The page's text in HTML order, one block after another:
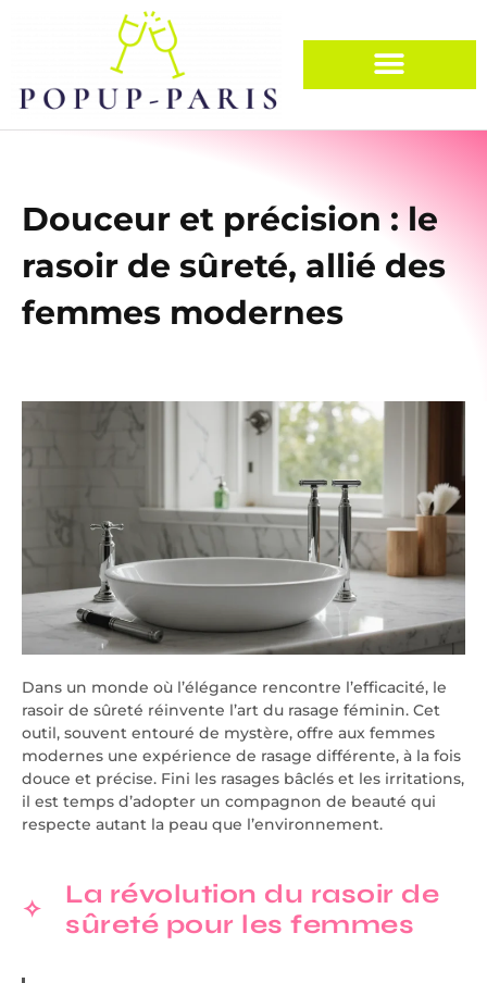
Douceur et précision : le
rasoir de sûreté, allié des
femmes modernes
Dans un monde où l’élégance rencontre l’efficacité, le
rasoir de sûreté réinvente l’art du rasage féminin. Cet
outil, souvent entouré de mystère, offre aux femmes
modernes une expérience de rasage différente, à la fois
douce et précise. Fini les rasages bâclés et les irritations,
il est temps d’adopter un compagnon de beauté qui
respecte autant la peau que l’environnement.
La révolution du rasoir de
sûreté pour les femmes